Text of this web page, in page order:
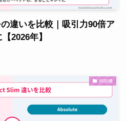
違いを比較｜吸引力90倍ア
2026年】
掃除機